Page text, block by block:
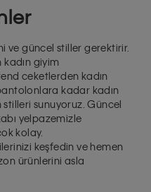
ve güncel stiller gerektirir.
giyim
ceketlerden kadın
kadar kadın
stilleri sunuyoruz. Güncel
yelpazemizle
kolay.
keşfedin ve hemen
ürünlerini asla